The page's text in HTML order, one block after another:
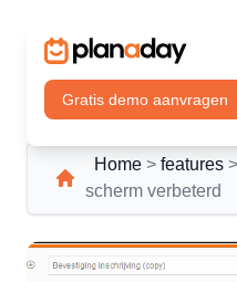
Gratis demo aanvragen
Home > features >
scherm verbeterd